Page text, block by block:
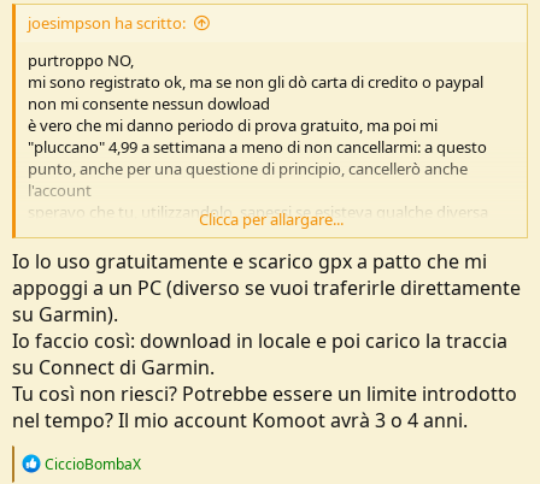
joesimpson ha scritto:
purtroppo NO,
mi sono registrato ok, ma se non gli dò carta di credito o paypal
non mi consente nessun dowload
è vero che mi danno periodo di prova gratuito, ma poi mi
"pluccano" 4,99 a settimana a meno di non cancellarmi: a questo
punto, anche per una questione di principio, cancellerò anche
l'account
speravo che tu, utilizzandolo, sapessi se esisteva qualche diversa
possibilità
Vedi l'allegato 277880
grazie lo stesso
ps. è vero che posso fare anche annualmente, ma son sempre 60
euro l'anno
sebbene paghi per versioni premium di varie app, quali openmtb,
wikiloc, p4n, si tratta di una decina di euro all'anno, che son poco
per quello che le app sono in grado di darmi, sia per info che dati e
che sfrutto a fondo.
Clicca per allargare...
Io lo uso gratuitamente e scarico gpx a patto che mi
appoggi a un PC (diverso se vuoi traferirle direttamente
su Garmin).
Io faccio così: download in locale e poi carico la traccia
su Connect di Garmin.
Tu così non riesci? Potrebbe essere un limite introdotto
nel tempo? Il mio account Komoot avrà 3 o 4 anni.
R
CiccioBombaX